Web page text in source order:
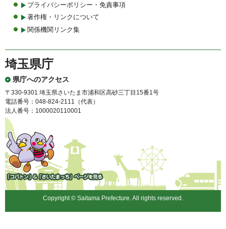
プライバシーポリシー・免責事項
著作権・リンクについて
関係機関リンク集
埼玉県庁
県庁へのアクセス
〒330-9301 埼玉県さいたま市浦和区高砂三丁目15番1号
電話番号：048-824-2111（代表）
法人番号：1000020110001
「コバトン」&「さいたまっ
ち」
Copyright © Saitama Prefecture. All rights reserved.